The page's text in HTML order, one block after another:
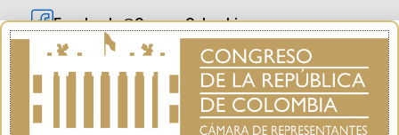
Facebook_@CamaraColombia
Instagram_@CamaraColombia
X_@CamaraColombia
Youtube_@CamaraColombia